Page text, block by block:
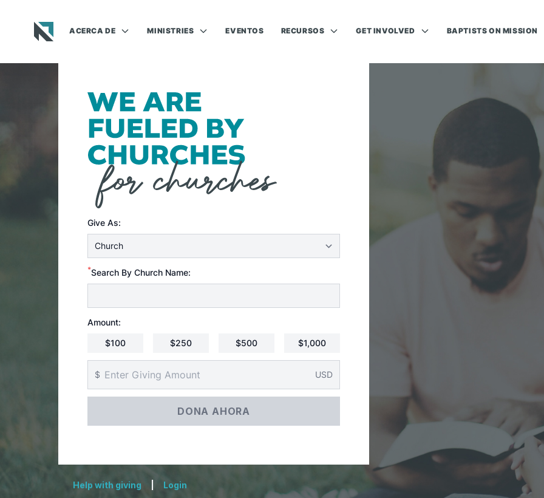
ACERCA DE MINISTRIES EVENTOS RECURSOS GET INVOLVED BAPTISTS ON MISSION
Give As:
*Search By Church Name:
Amount:
$100
$250 $500 $1,000
$ USD
Help with giving Login